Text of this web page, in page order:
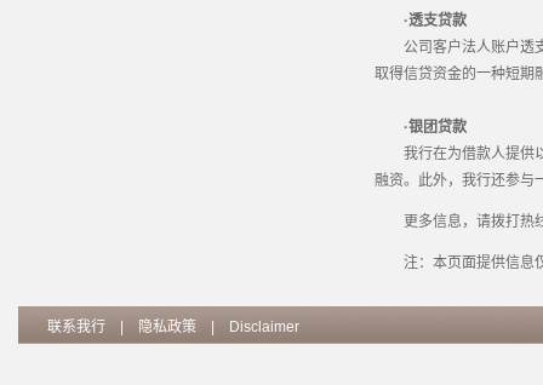
·透支贷款
公司客户法人账户透支
取得信贷资金的一种短期
·银团贷款
我行在为借款人提供以
融资。此外，我行还参与
更多信息，请拨打热
注：本页面提供信息仅
联系我行 隐私政策 Disclaimer